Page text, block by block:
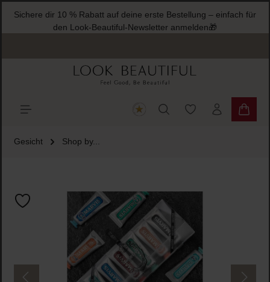
springen
Sichere dir 10 % Rabatt auf deine erste Bestellung – einfach für
den Look-Beautiful-Newsletter anmelden🎁
Du hast 0
Gesicht Shop by...